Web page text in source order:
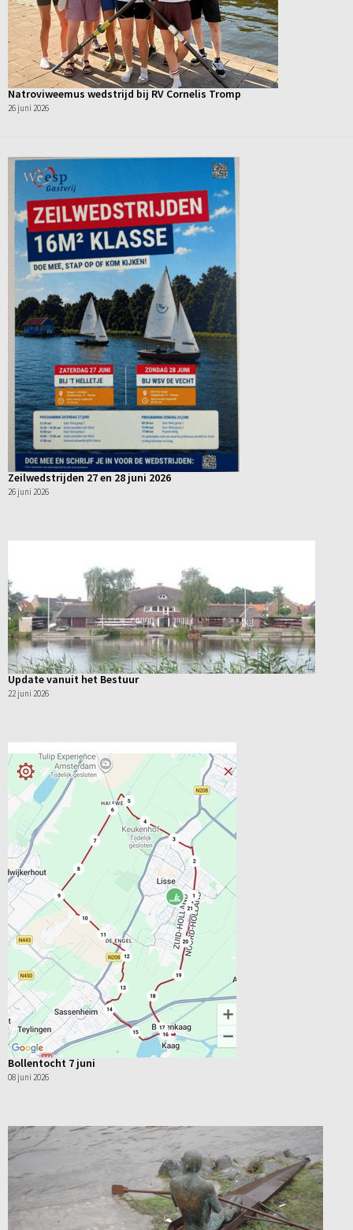
Natroviweemus wedstrijd bij RV Cornelis Tromp
26 juni 2026
Zeilwedstrijden 27 en 28 juni 2026
26 juni 2026
Update vanuit het Bestuur
22 juni 2026
Bollentocht 7 juni
08 juni 2026